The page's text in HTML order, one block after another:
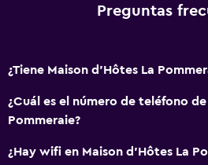
Preguntas
¿Tiene Maison d'Hôtes La
¿Cuál es el número de teléfono
Pommeraie?
¿Hay wifi en Maison d'Hôtes La